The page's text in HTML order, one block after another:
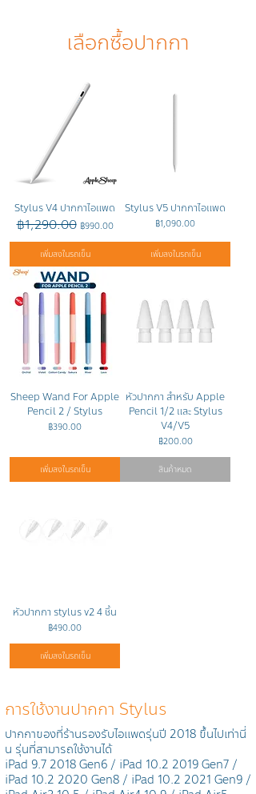
เลือกซื้อปากกา
Stylus V4 ปากกาไอแพด
ราคาปกติ
฿1,290.00 ราคาขายลด
฿990.00
เพิ่มลงในรถเข็น
Stylus V5 ปากกาไอแพด
ราคา
฿1,090.00
เพิ่มลงในรถเข็น
Sheep Wand For Apple
Pencil 2 / Stylus
ราคา
฿390.00
เพิ่มลงในรถเข็น
หัวปากกา สำหรับ Apple
Pencil 1/2 และ Stylus
V4/V5
ราคา
฿200.00
สินค้าหมด
หัวปากกา stylus v2 4 ชิ้น
ราคา
฿490.00
เพิ่มลงในรถเข็น
การใช้งานปากกา Stylus
ปากกาของที่ร้านรองรับไอแพดรุ่นปี 2018 ขึ้นไปเท่านี่
น รุ่นที่สามารถใช้งานได้
iPad 9.7 2018 Gen6 / iPad 10.2 2019Gen7 /
iPad 10.2 2020 Gen8 / iPad 10.2 2021 Gen9 /